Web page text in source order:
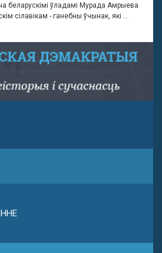
беларускімі ўладамі Мурада Амрыева
сілавікам - ганебны ўчынак, які ...